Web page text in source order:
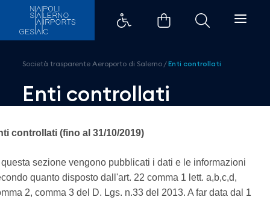
Enti controllati - Aeroporti di
Società trasparente Aeroporto di Salerno /Enti controllati
Enti controllati
controllati (fino al 31/10/2019)
sezione vengono pubblicati i dati e le informazioni
quanto disposto dall'art. 22 comma 1 lett. a,b,c,d,
2, comma 3 del D. Lgs. n.33 del 2013. A far data dal 1